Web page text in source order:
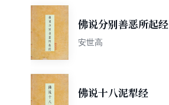
佛说分别善恶所起经
安世高
佛说十八泥犁经